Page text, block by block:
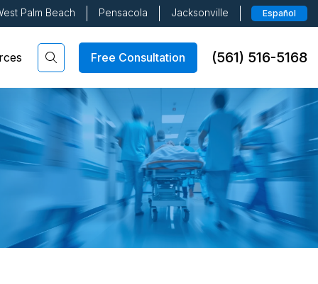
Palm Beach Pensacola Jacksonville Español
Free Consultation (561) 516-5168